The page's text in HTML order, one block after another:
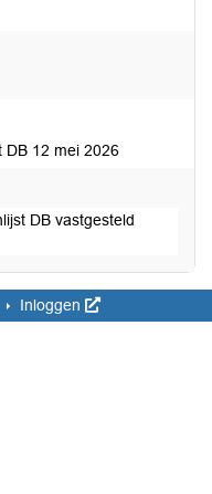
DB 12 mei 2026
DB vastgesteld
Inloggen